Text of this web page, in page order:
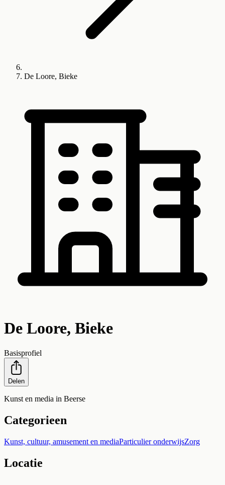
De Loore, Bieke
De Loore, Bieke
Basisprofiel
Delen
Kunst en media in Beerse
Categorieen
Kunst, cultuur, amusement en mediaParticulier onderwijsZorg
Locatie